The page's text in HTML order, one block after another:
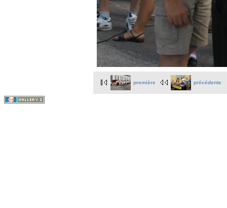
première précédente